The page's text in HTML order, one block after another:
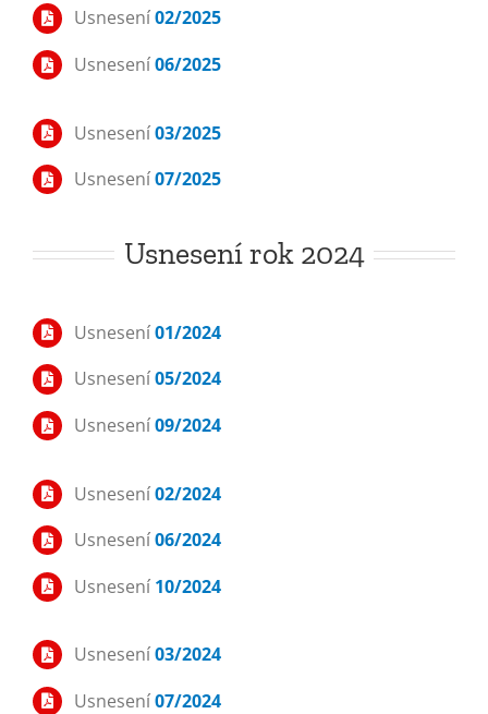
Usnesení02/2025
Usnesení06/2025
Usnesení03/2025
Usnesení07/2025
Usnesení rok 2024
Usnesení01/2024
Usnesení05/2024
Usnesení09/2024
Usnesení02/2024
Usnesení06/2024
Usnesení 10/2024
Usnesení03/2024
Usnesení07/2024